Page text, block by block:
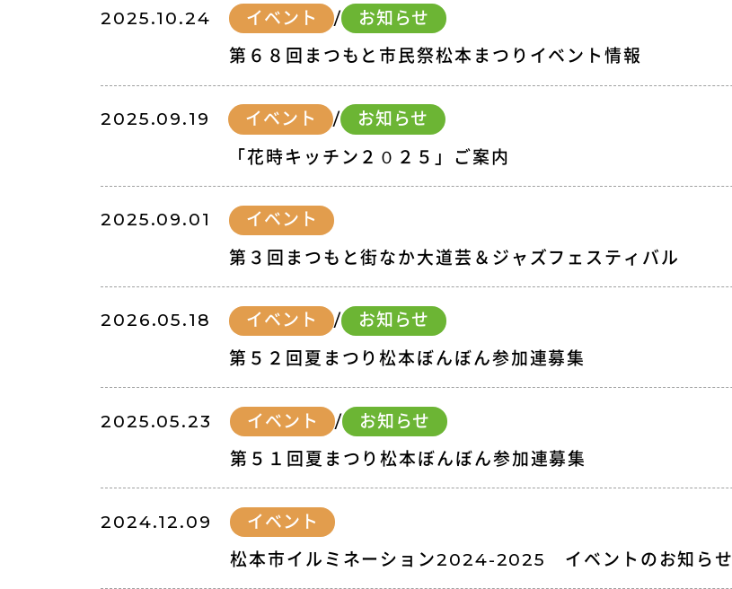
イベント / お知らせ
2025.10.24
第６８回まつもと市民祭松本まつりイベント情報
イベント / お知らせ
2025.09.19
「花時キッチン２０２５」ご案内
イベント
2025.09.01
第３回まつもと街なか大道芸＆ジャズフェスティバル
イベント / お知らせ
2026.05.18
第５２回夏まつり松本ぼんぼん参加連募集
イベント / お知らせ
2025.05.23
第５１回夏まつり松本ぼんぼん参加連募集
イベント
2024.12.09
松本市イルミネーション2024-2025 イベントのお知らせ